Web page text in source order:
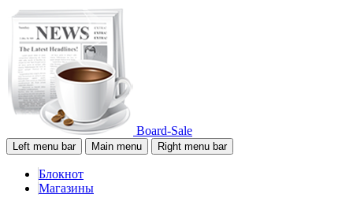
Board-Sale
Left menu bar Main menu Right menu bar
Блокнот
Магазины